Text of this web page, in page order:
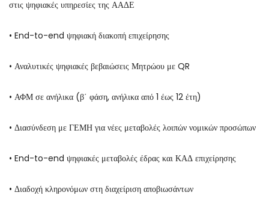
στις ψηφιακές υπηρεσίες της ΑΑΔΕ
• End-to-end ψηφιακή διακοπή επιχείρησης
• Αναλυτικές ψηφιακές βεβαιώσεις Μητρώου με QR
• ΑΦΜ σε ανήλικα (β΄ φάση, ανήλικα από 1 έως 12 έτη)
• Διασύνδεση με ΓΕΜΗ για νέες μεταβολές λοιπών νομικών προσώπων
• End-to-end ψηφιακές μεταβολές έδρας και ΚΑΔ επιχείρησης
• Διαδοχή κληρονόμων στη διαχείριση αποβιωσάντων